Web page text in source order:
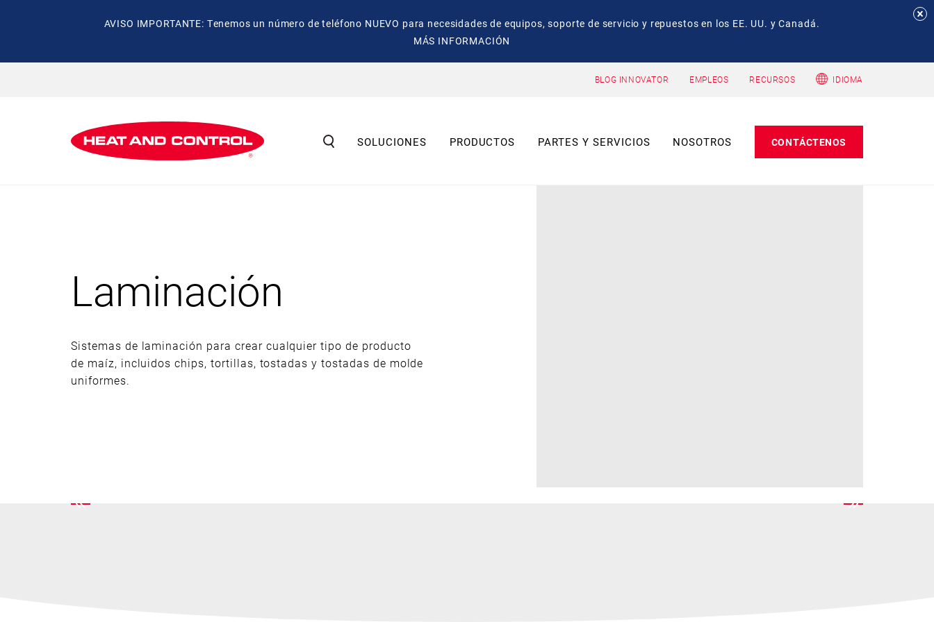
AVISO IMPORTANTE: Tenemos un número de teléfono NUEVO para necesidades de equipos, soporte de servicio y repuestos en los EE. UU. y Canadá.
MÁS INFORMACIÓN
BLOG INNOVATOR EMPLEOS RECURSOS IDIOMA
SOLUCIONES PRODUCTOS PARTES Y SERVICIOS NOSOTROS CONTÁCTENOS
Laminación
Sistemas de laminación para crear cualquier tipo de producto
de maíz, incluidos chips, tortillas, tostadas y tostadas de molde
uniformes.